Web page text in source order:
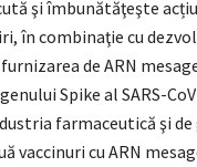
şi îmbunătăţeşte
în combinaţie cu
de ARN
Spike al SARS-
farmaceutică şi de
vaccinuri cu ARN